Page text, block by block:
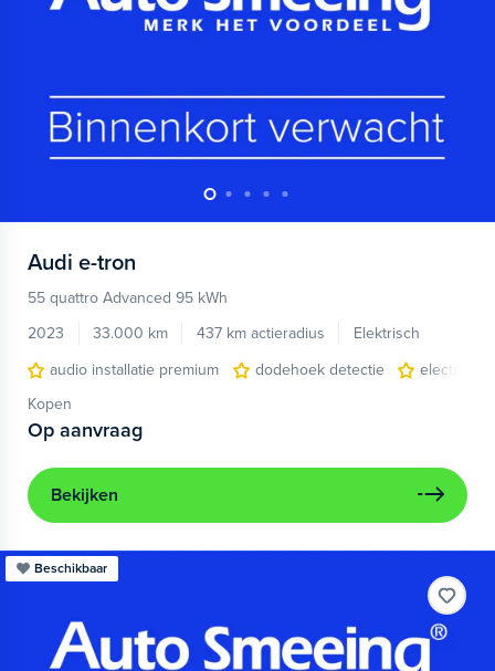
Audi e-tron
55 quattro Advanced 95 kWh
2023
33.000 km 437 km actieradius
Elektrisch
audio installatie premium
dodehoek detectie
electronic
Kopen
Op aanvraag
Bekijken
Beschikbaar